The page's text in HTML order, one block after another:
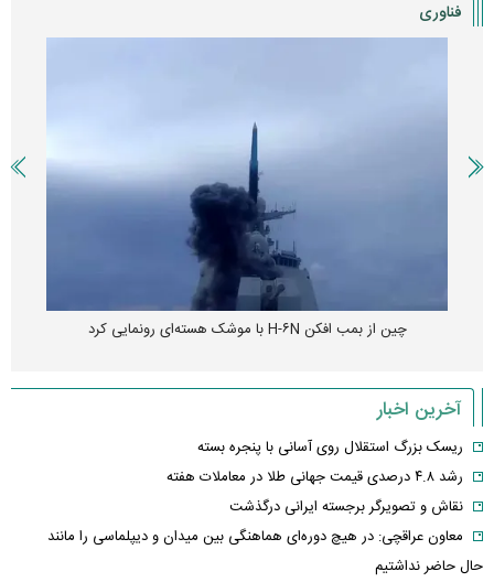
فناوری
چین از بمب افکن H-۶N با موشک هسته‌ای رونمایی کرد
آخرین اخبار
ریسک بزرگ استقلال روی آسانی با پنجره بسته
رشد ۴.۸ درصدی قیمت جهانی طلا در معاملات هفته
نقاش و تصویرگر برجسته ایرانی درگذشت
معاون عراقچی: در هیچ دوره‌ای هماهنگی بین میدان و دیپلماسی را مانند
حال حاضر نداشتیم